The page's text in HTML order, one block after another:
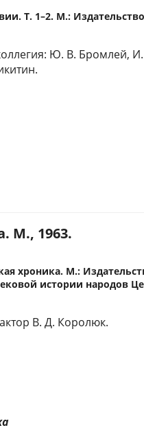
Т. 1–2. М.:
Ю. В. Бромлей, И.
М., 1963.
хроника. М.:
истории народов
В. Д. Королюк.